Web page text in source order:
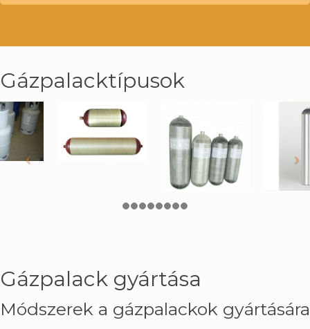
Gázpalacktípusok
Gázpalack gyártása
Módszerek a gázpalackok gyártására